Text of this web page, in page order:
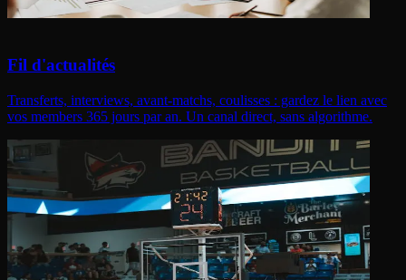
Fil d'actualités
Transferts, interviews, avant-matchs, coulisses : gardez le lien avec
vos members 365 jours par an. Un canal direct, sans algorithme.